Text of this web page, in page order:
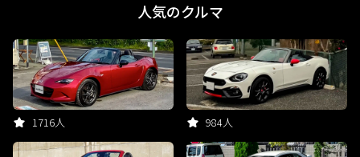
人気のクルマ
1716人 984人